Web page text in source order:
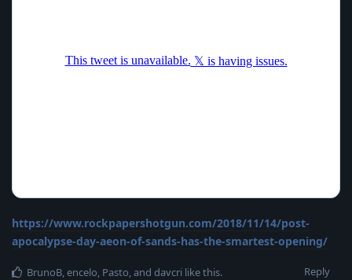
https://www.rockpapershotgun.com/2018/11/14/post-
apocalypse-day-aeon-of-sands-has-the-smartest-opening/
Reply
BrunoB,encelo, Pasto, and davcri like this.